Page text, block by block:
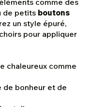
comme des
de petits boutons
un style épuré,
pour appliquer
chaleureux comme
de bonheur et de